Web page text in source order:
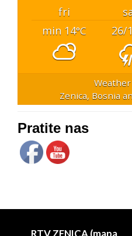
fri
min 14°C 26/
Zenica, Bosnia
Pratite nas
RTV ZENICA (mapa